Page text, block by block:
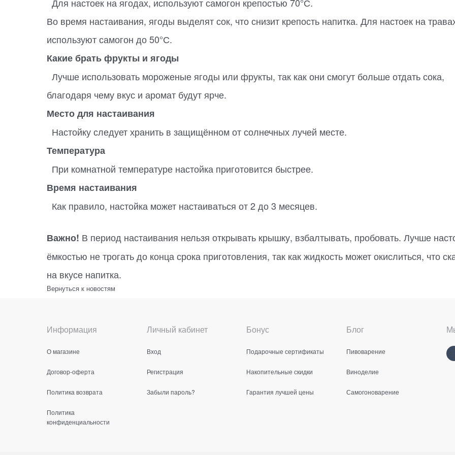
Для настоек на ягодах, используют самогон крепостью 70°С.
Во время настаивания, ягоды выделят сок, что снизит крепость напитка. Для настоек на
используют самогон до 50°С.
Какие брать фрукты и ягоды
Лучше использовать мороженые ягоды или фрукты, так как они смогут больше отдать сока,
благодаря чему вкус и аромат будут ярче.
Место для настаивания
Настойку следует хранить в защищённом от солнечных лучей месте.
Температура
При комнатной температуре настойка приготовится быстрее.
Время настаивания
Как правило, настойка может настаиваться от 2 до 3 месяцев.
Важно! В период настаивания нельзя открывать крышку, взбалтывать, пробовать. Лучше
ёмкостью не трогать до конца срока приготовления, так как жидкость может окислиться, что
на вкусе напитка.
Вернуться к новостям
Информация
О магазине
Договор-оферта
Политика возврата
Политика
конфиденциальности
Личный кабинет
Вход
Регистрация
Забыли пароль?
Бонус
Подарочные сертификаты
Накопительные скидки
Гарантия лучшей цены
Блог
Пивоварение
Виноделие
Самогоноварение